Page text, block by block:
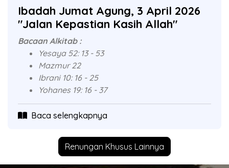
Ibadah Jumat Agung, 3 April 2026
"Jalan Kepastian Kasih Allah"
Bacaan Alkitab :
Yesaya 52: 13 - 53
Mazmur 22
Ibrani 10: 16 - 25
Yohanes 19: 16 - 37
Baca selengkapnya
Renungan Khusus Lainnya